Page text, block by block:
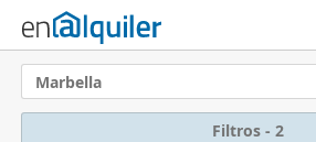
Marbella
Filtros - 2